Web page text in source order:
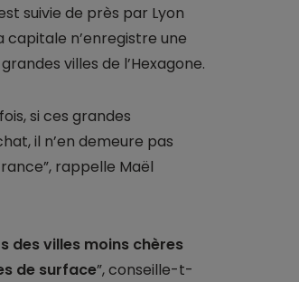
suivie de près par Lyon
capitale n’enregistre une
villes de l’Hexagone.
si ces grandes
il n’en demeure pas
rappelle Maël
des villes moins chères
de surface”, conseille-t-